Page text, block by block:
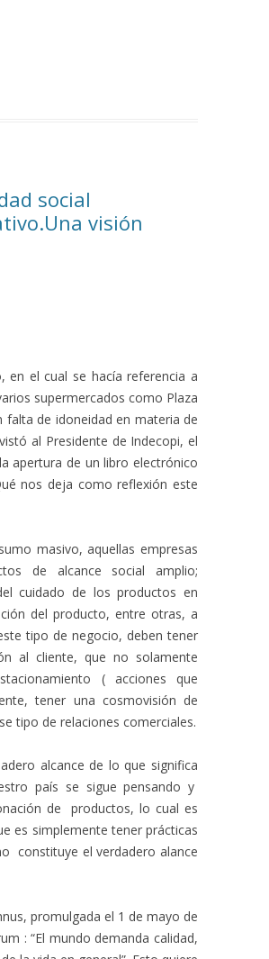
social
visión
en el cual se hacía referencia a
supermercados como Plaza
de idoneidad en materia de
al Presidente de Indecopi, el
apertura de un libro electrónico
nos deja como reflexión este
masivo, aquellas empresas
de alcance social amplio;
cuidado de los productos en
del producto, entre otras, a
tipo de negocio, deben tener
al cliente, que no solamente
( acciones que
tener una cosmovisión de
tipo de relaciones comerciales.
alcance de lo que significa
país se sigue pensando y
de productos, lo cual es
es simplemente tener prácticas
constituye el verdadero alance
promulgada el 1 de mayo de
: “El mundo demanda calidad,